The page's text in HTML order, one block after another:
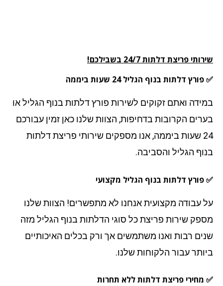
פריצת דלתות 24/7 בשבילכם!
דלתות בנוף הגליל 24 שעות ביממה
ואתם זקוקים לשירות פורץ דלתות בנוף הגליל או
הקרובות בדחיפות, הצוות שלנו כאן זמין עבורכם
24 שעות ביממה, אנו מספקים שירותי פריצת דלתות
הגלילוהסביבה.
פורץ דלתות בנוף הגליל מקצועי
עבודה מקצועית אנחנו לא מתפשרים! הצוות שלנו
שירות פריצת כל סוגי הדלתות בנוף הגליל מזה
רבות ואנו משתמשים אך ורק בכלים האיכותיים
עבור הלקוחות שלנו.
מחירי פריצת דלתות ללא תחרות